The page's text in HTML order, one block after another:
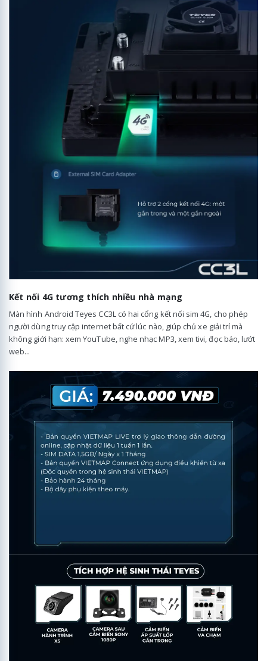
Kết nối 4G tương thích nhiều nhà mạng
Màn hình Android Teyes CC3L có hai cổng kết nối sim 4G, cho phép
người dùng truy cập internet bất cứ lúc nào, giúp chủ xe giải trí mà
không giới hạn: xem YouTube, nghe nhạc MP3, xem tivi, đọc báo, lướt
web...